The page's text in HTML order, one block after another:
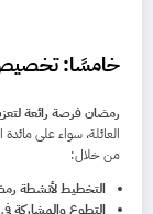
خامسًا: تخصيص
رمضان فرصة رائعة
العائلة، سواء على
من خلال:
التخطيط لأنشطة
التطوع والمشاركة